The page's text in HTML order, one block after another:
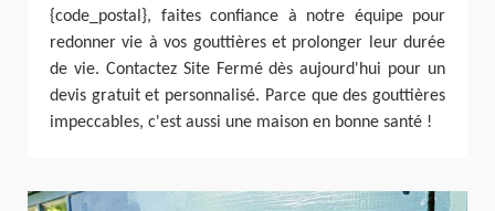
{code_postal}, faites confiance à notre équipe pour
redonner vie à vos gouttières et prolonger leur durée
de vie. Contactez Site Fermé dès aujourd'hui pour un
devis gratuit et personnalisé. Parce que des gouttières
impeccables, c'est aussi une maison en bonne santé !